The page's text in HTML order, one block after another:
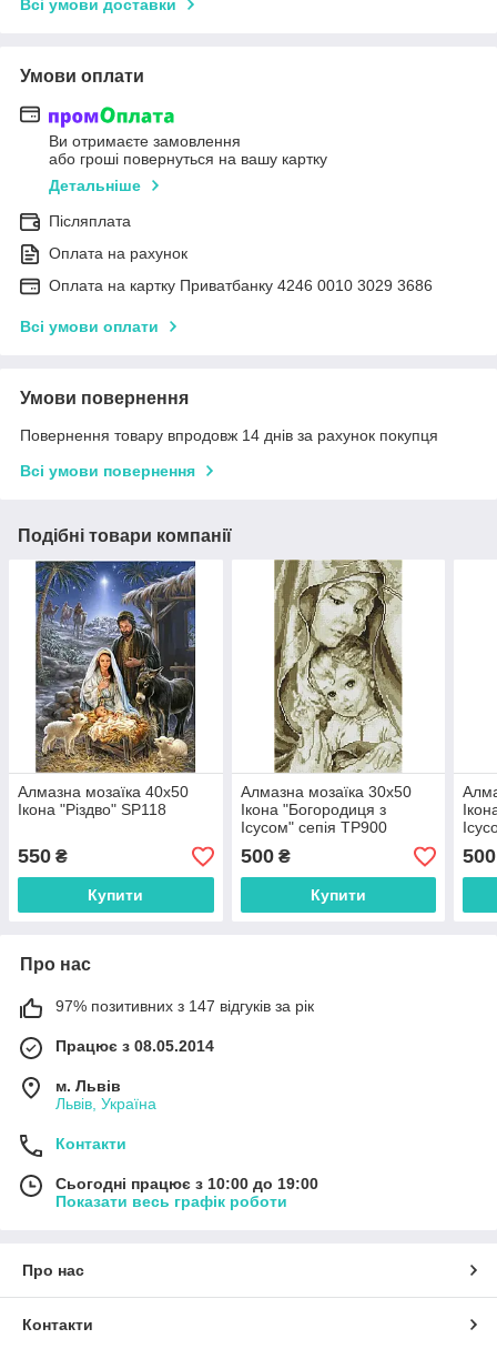
Всі умови доставки
Умови оплати
Ви отримаєте замовлення
або гроші повернуться на вашу картку
Детальніше
Післяплата
Оплата на рахунок
Оплата на картку Приватбанку 4246 0010 3029 3686
Всі умови оплати
Умови повернення
Повернення товару впродовж 14 днів за рахунок покупця
Всі умови повернення
Подібні товари компанії
Алмазна мозаїка 40x50
Ікона "Різдво" SP118
550 ₴
Купити
Алмазна мозаїка 30х50
Ікона "Богородиця з
Ісусом" сепія TP900
500₴
Купити
500
Про нас
97% позитивних з 147 відгуків за рік
Працює з 08.05.2014
м. Львів
Львів, Україна
Контакти
Сьогодні працює з 10:00 до 19:00
Показати весь графік роботи
Про нас
Контакти